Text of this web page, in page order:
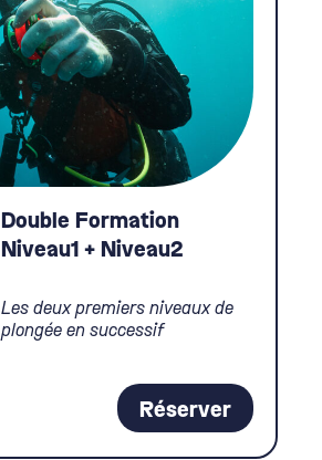
Double Formation
Niveau1 + Niveau2
Les deux premiers niveaux de
plongée en successif
Réserver